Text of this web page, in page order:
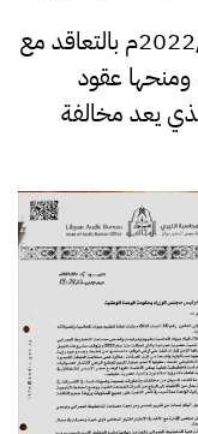
وقيام رئيس المصلحة بتاريخ 2022/10/27م بالتعاقد مع
بتاريخ 2022/05/21م. ومنحها عقود
الذي يعد مخالفة